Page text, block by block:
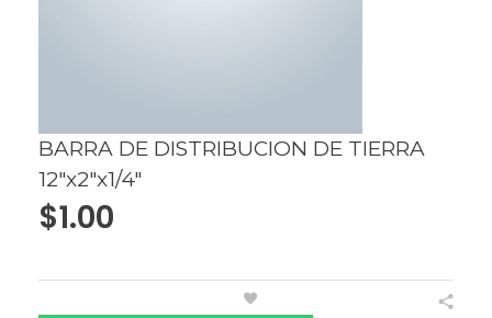
BARRA DE DISTRIBUCION DE TIERRA
12″x2″x1/4″
$1.00